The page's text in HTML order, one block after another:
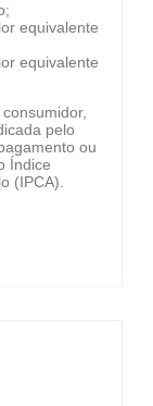
equivalente
equivalente
pelo
ou
Índice
(IPCA).